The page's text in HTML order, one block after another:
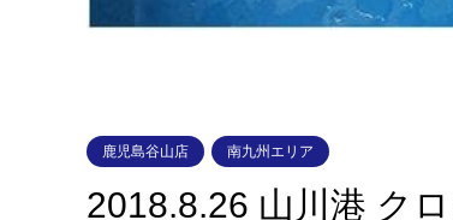
鹿児島谷山店 南九州エリア
2018.8.26 山川港 ク